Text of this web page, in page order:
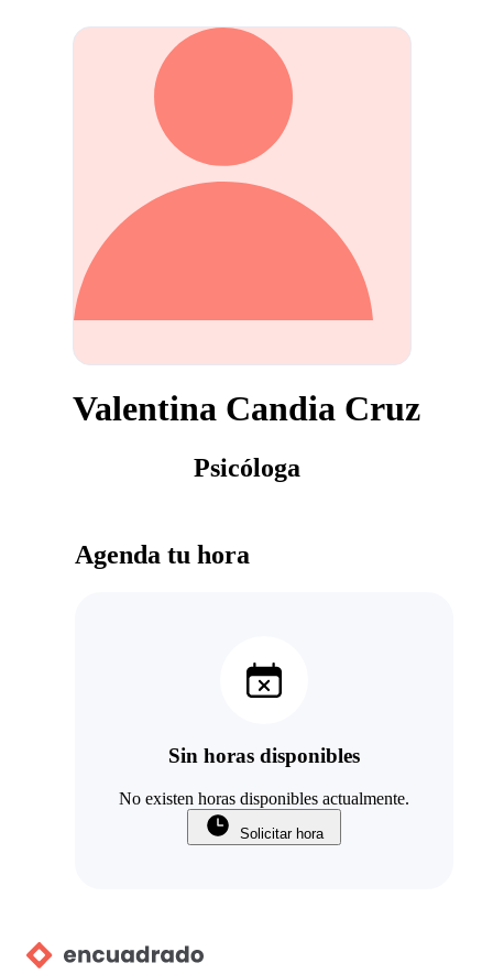
Valentina Candia Cruz
Psicóloga
Agenda tu hora
Sin horas disponibles
No existen horas disponibles actualmente.
Solicitar hora